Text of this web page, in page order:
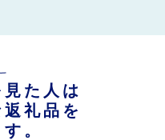
た人は
礼品を
。